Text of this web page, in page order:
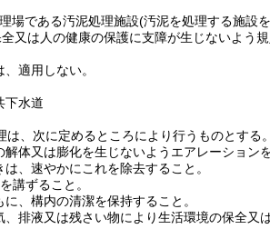
場である汚泥処理施設(汚泥を処理する施設
又は人の健康の保護に支障が生じないよう
適用しない。
下水道
、次に定めるところにより行うものとする。
体又は膨化を生じないようエアレーション
、速やかにこれを除去すること。
講ずること。
、構内の清潔を保持すること。
排液又は残さい物により生活環境の保全又